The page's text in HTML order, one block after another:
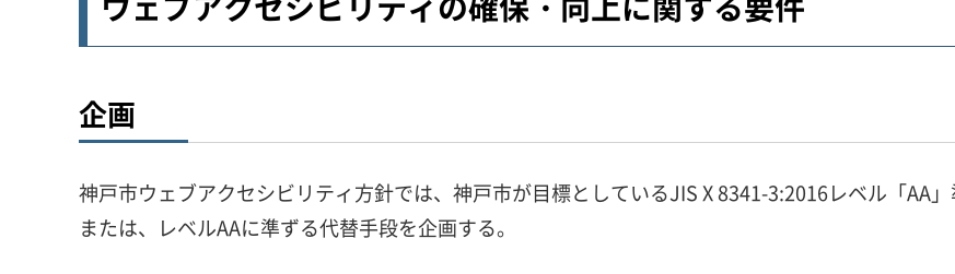
企画
神戸市ウェブアクセシビリティ方針では、神戸市が目標としているJIS X 8341-3:2016レベル「AA
または、レベルAAに準ずる代替手段を企画する。